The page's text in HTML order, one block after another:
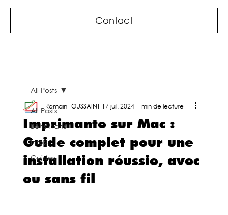
Contact
All Posts
Bons Plans
Infos
Guides
All Posts
Imprimante sur Mac :
Guide complet pour une
installation réussie, avec
ou sans fil
Romain TOUSSAINT 17 juil. 2024 1 min de lecture